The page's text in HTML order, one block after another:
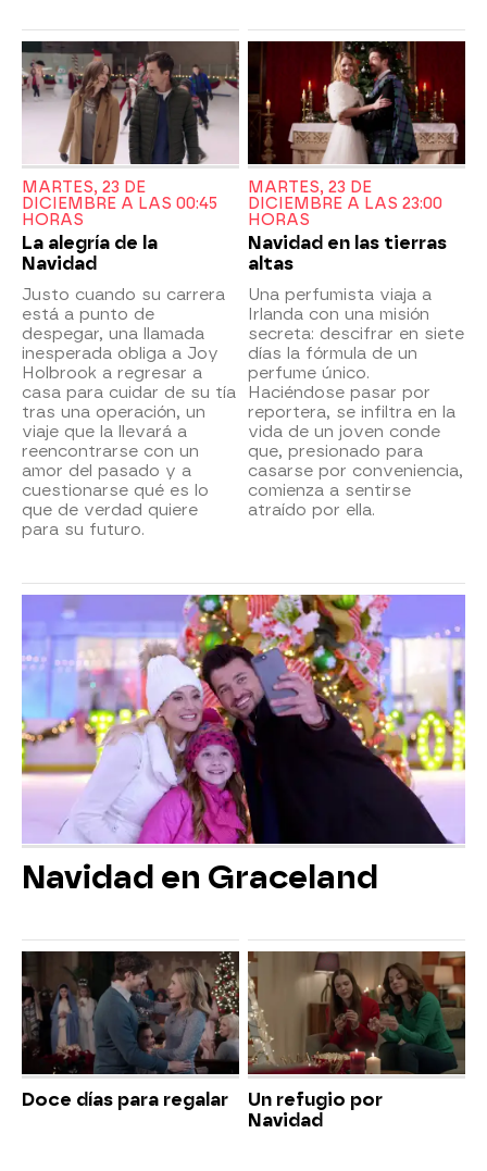
MARTES, 23 DE
DICIEMBRE A LAS 00:45
HORAS
La alegría de la
Navidad
Justo cuando su carrera
está a punto de
despegar, una llamada
inesperada obliga a Joy
Holbrook a regresar a
casa para cuidar de su tía
tras una operación, un
viaje que la llevará a
reencontrarse con un
amor del pasado y a
cuestionarse qué es lo
que de verdad quiere
para su futuro.
MARTES, 23 DE
DICIEMBRE A LAS 23:00
HORAS
Navidad en las tierras
altas
Una perfumista viaja a
Irlanda con una misión
secreta: descifrar en siete
días la fórmula de un
perfume único.
Haciéndose pasar por
reportera, se infiltra en la
vida de un joven conde
que, presionado para
casarse por conveniencia,
comienza a sentirse
atraído por ella.
Navidad en Graceland
Doce días para regalar
Un refugio por
Navidad